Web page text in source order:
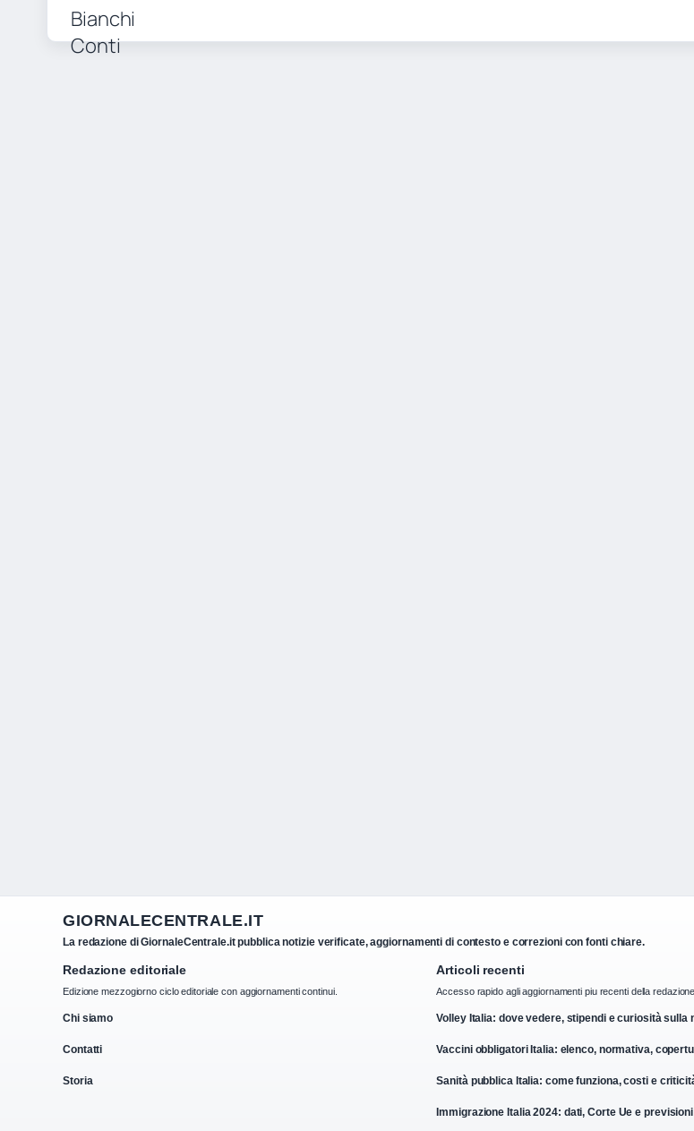
La redazione di GiornaleCentrale.it pubblica notizie verificate, aggiornamenti di contesto e correzioni con fonti chiare.
Edizione mezzogiorno ciclo editoriale con aggiornamenti continui. Accesso rapido agli aggiornamenti piu recenti della redazione.